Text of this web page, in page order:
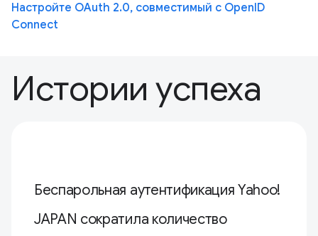
Настройте OAuth 2.0, совместимый с OpenID
Connect
Истории успеха
Беспарольная аутентификация Yahoo!
JAPAN сократила количество